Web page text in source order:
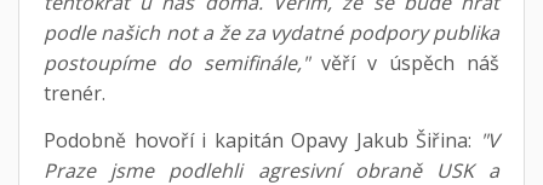
podle našich not a že za vydatné podpory publika
postoupíme do semifinále," věří v úspěch náš
trenér.
Podobně hovoří i kapitán Opavy Jakub Šiřina: "V
Praze jsme podlehli agresivní obraně USK a